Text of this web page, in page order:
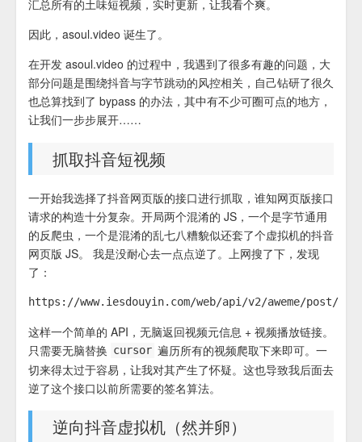
汇总所有的土味短视频，实时更新，让我看个爽。
因此，asoul.video 诞生了。
在开发 asoul.video 的过程中，我遇到了很多有趣的问题，大
部分问题是围绕抖音与字节跳动的风控相关，自己钻研了很久
也总算找到了 bypass 的办法，其中有不少可圈可点的地方，
让我们一步步展开……
抓取抖音短视频
一开始我选择了抖音网页版的接口进行抓取，谁知网页版接口
请求的构造十分复杂。开局两个混淆的 JS，一个是字节通用
的反爬虫，一个是混淆的乱七八糟貌似还套了个虚拟机的抖音
网页版 JS。 我是没耐心去一点点逆了。上网搜了下，发现
了：
这样一个简单的 API，无脑返回视频元信息 + 视频播放链接。
只需要无脑替换 cursor 遍历所有的视频爬取下来即可。一
切来得太过于容易，让我对其产生了怀疑。这也导致我后面去
逆了这个接口以前所需要的签名算法。
逆向抖音虚拟机（然并卵）